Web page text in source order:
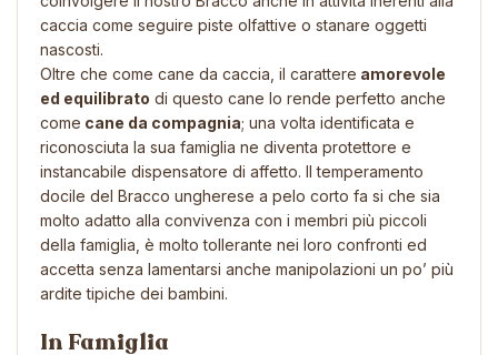
caccia come seguire piste olfattive o stanare oggetti
nascosti.
Oltre che come cane da caccia, il carattere amorevole
ed equilibrato di questo cane lo rende perfetto anche
come cane da compagnia; una volta identificata e
riconosciuta la sua famiglia ne diventa protettore e
instancabile dispensatore di affetto. Il temperamento
docile del Bracco ungherese a pelo corto fa si che sia
molto adatto alla convivenza con i membri più piccoli
della famiglia, è molto tollerante nei loro confronti ed
accetta senza lamentarsi anche manipolazioni un po’ più
ardite tipiche dei bambini.
In Famiglia